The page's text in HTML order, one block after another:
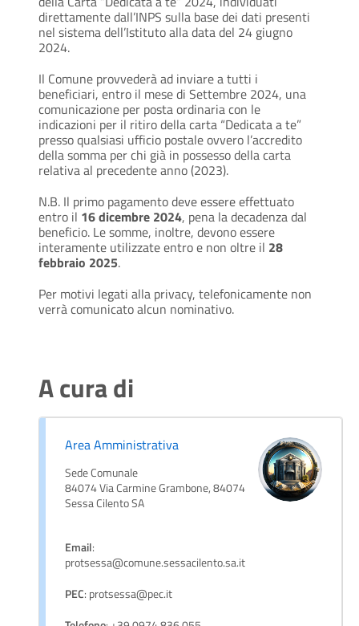
direttamente dall’INPS sulla base dei dati presenti
nel sistema dell’Istituto alla data del 24 giugno
2024.
Il Comune provvederà ad inviare a tutti i
beneficiari, entro il mese di Settembre 2024, una
comunicazione per posta ordinaria con le
indicazioni per il ritiro della carta “Dedicata a te”
presso qualsiasi ufficio postale ovvero l’accredito
della somma per chi già in possesso della carta
relativa al precedente anno (2023).
N.B. Il primo pagamento deve essere effettuato
entro il 16 dicembre 2024, pena la decadenza dal
beneficio. Le somme, inoltre, devono essere
interamente utilizzate entro e non oltre il 28
febbraio 2025.
Per motivi legati alla privacy, telefonicamente non
verrà comunicato alcun nominativo.
A cura di
Area Amministrativa
Sede Comunale
84074 Via Carmine Grambone, 84074
Sessa Cilento SA
Email:
protsessa@comune.sessacilento.sa.it
PEC: protsessa@pec.it